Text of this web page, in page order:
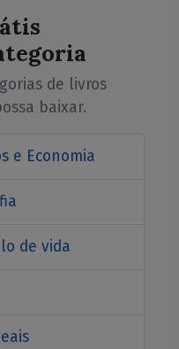
de livros
baixar.
e Economia
de vida